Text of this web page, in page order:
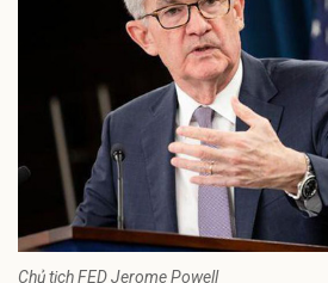
Chủ tịch FED Jerome Powell